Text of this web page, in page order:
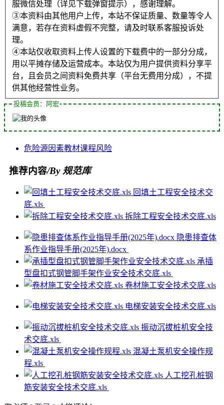
服微信处理（详见下载弹窗提示），感谢理解。
③本资料由其他用户上传，本站不保证质量、数量等令人
满意，若存在资料虚假不完整，请及时联系客服投诉处
理。
④本站仅收取资料上传人设置的下载费中的一部分分成，
用以平摊存储及运营成本。本站仅为用户提供资料分享平
台，且会员之间资料免费共享（平台无费用分成），不提
供其他经营性业务。
投稿会员：阿宏
危险源 因素教材课程风险
推荐内容/By 规范库
回填土工程安全技术交
底.xls
拆除工程安全技术交底.xls
隐患排查体
系作业指导手册(2025年).docx
承插
型盘扣式钢管脚手架作业安全技术交底.xls
卷材施工安全技术交底.xls
电梯安装安全技术交底.xls
振动沉拔桩机安全技
术交底.xls
混凝土泵机安全操作规
程.xls
人工挖孔桩钢
筋安装安全技术交底.xls